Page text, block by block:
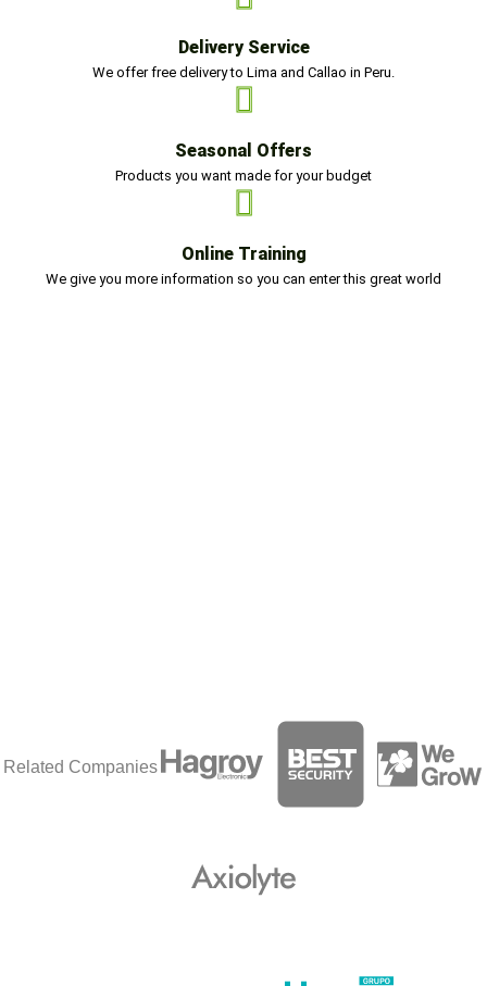
Delivery Service
We offer free delivery to Lima and Callao in Peru.
Seasonal Offers
Products you want made for your budget
Online Training
We give you more information so you can enter this great world
Related Companies